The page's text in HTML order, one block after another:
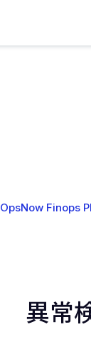
OpsNow Finops
異常